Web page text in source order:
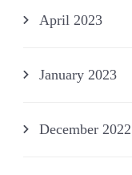
April 2023
January 2023
December 2022